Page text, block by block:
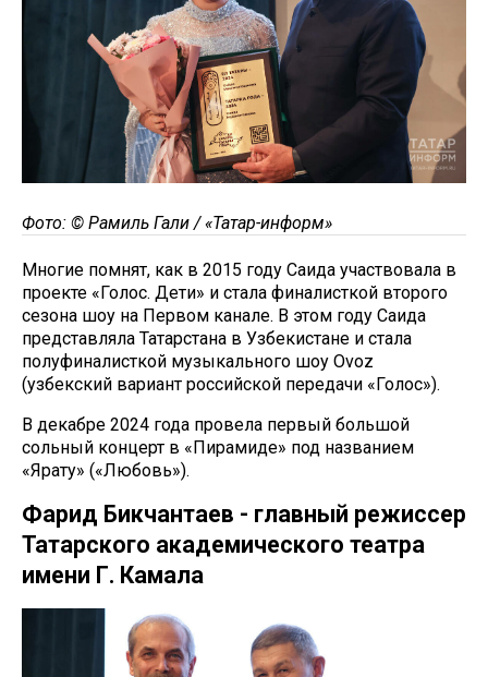
Фото: © Рамиль Гали / «Татар-информ»
Многие помнят, как в 2015 году Саида участвовала в
проекте «Голос. Дети» и стала финалисткой второго
сезона шоу на Первом канале. В этом году Саида
представляла Татарстана в Узбекистане и стала
полуфиналисткой музыкального шоу Ovoz
(узбекский вариант российской передачи «Голос»).
В декабре 2024 года провела первый большой
сольный концерт в «Пирамиде» под названием
«Ярату» («Любовь»).
Фарид Бикчантаев - главный режиссер
Татарского академического театра
имени Г. Камала